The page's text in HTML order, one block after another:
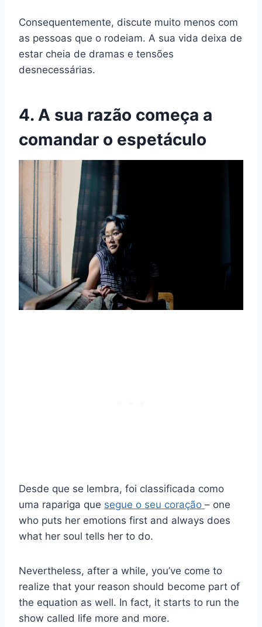
Consequentemente, discute muito menos com
as pessoas que o rodeiam. A sua vida deixa de
estar cheia de dramas e tensões
desnecessárias.
4. A sua razão começa a
comandar o espetáculo
Desde que se lembra, foi classificada como
uma rapariga que segue o seu coração – one
who puts her emotions first and always does
what her soul tells her to do.
Nevertheless, after a while, you’ve come to
realize that your reason should become part of
the equation as well. In fact, it starts to run the
show called life more and more.